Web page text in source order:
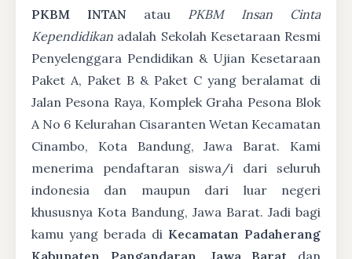
PKBM INTAN atau PKBM Insan Cinta
Kependidikan adalah Sekolah Kesetaraan Resmi
Penyelenggara Pendidikan & Ujian Kesetaraan
Paket A, Paket B & Paket C yang beralamat di
Jalan Pesona Raya, Komplek Graha Pesona Blok
A No 6 Kelurahan Cisaranten Wetan Kecamatan
Cinambo, Kota Bandung, Jawa Barat. Kami
menerima pendaftaran siswa/i dari seluruh
indonesia dan maupun dari luar negeri
khususnya Kota Bandung, Jawa Barat. Jadi bagi
kamu yang berada di Kecamatan Padaherang
Kabupaten Pangandaran, Jawa Barat dan